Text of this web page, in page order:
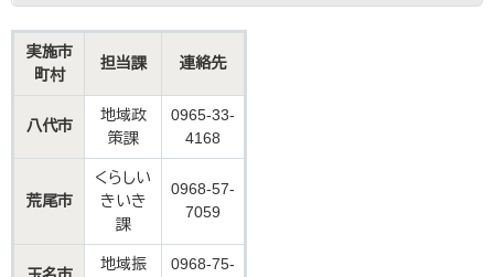
実施市
町村
担当課 連絡先
八代市
地域政
策課
0965-33-
4168
荒尾市
くらしい
きいき
課
0968-57-
7059
地域振 0968-75-